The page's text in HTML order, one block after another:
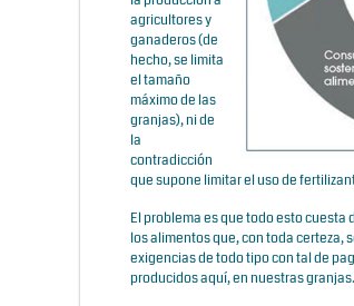
agricultores y
ganaderos (de
hecho, se limita
el tamaño
máximo de las
granjas), ni de
la
contradicción
que supone limitar el uso de
El problema es que todo esto cuesta
los alimentos que, con toda certeza,
exigencias de todo tipo con tal de
producidos aquí, en nuestras granjas.